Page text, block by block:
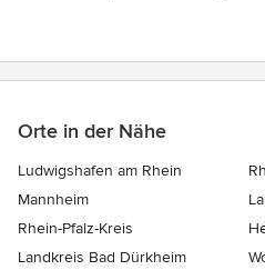
Orte in der Nähe
Ludwigshafen am Rhein
Mannheim
Rhein-Pfalz-Kreis
Landkreis Bad Dürkheim